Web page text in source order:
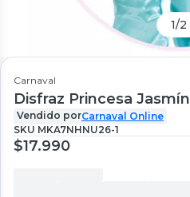
1/2
Carnaval
Disfraz Princesa Jasmín
Vendido porCarnaval Online
SKU MKA7NHNU26-1
$17.990